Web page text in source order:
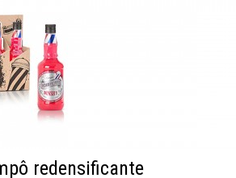
redensificante